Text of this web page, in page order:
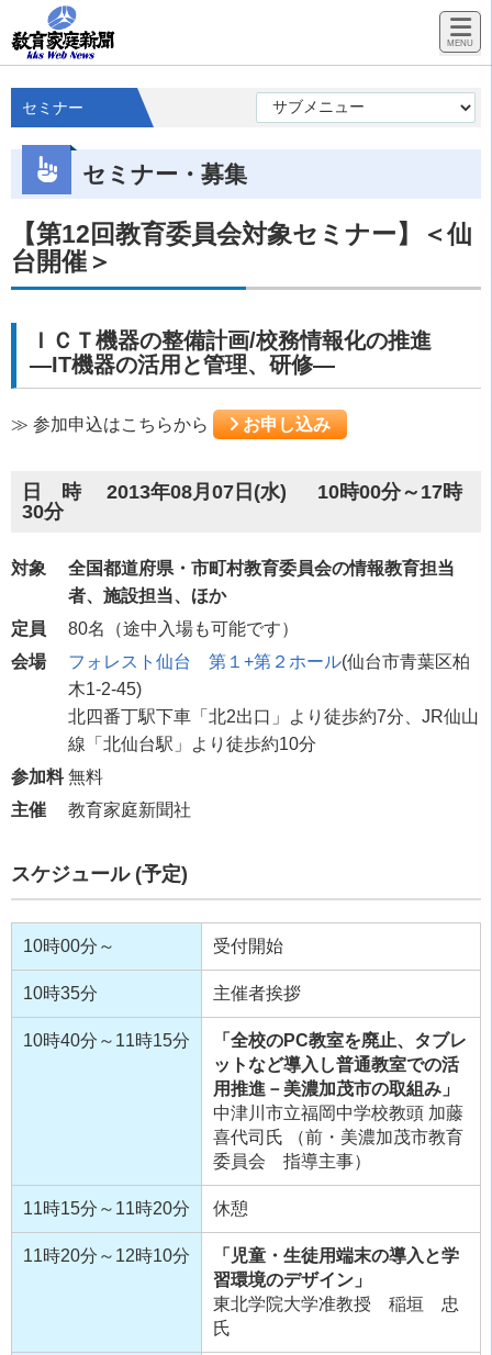
セミナー
セミナー・募集
【第12回教育委員会対象セミナー】＜仙
台開催＞
ＩＣＴ機器の整備計画/校務情報化の推進
―IT機器の活用と管理、研修―
≫ 参加申込はこちらから お申し込み
日 時 2013年08月07日(水) 10時00分～17時
30分
対象
全国都道府県・市町村教育委員会の情報教育担当
者、施設担当、ほか
定員
80名（途中入場も可能です）
会場
フォレスト仙台 第１+第２ホール(仙台市青葉区柏
木1-2-45)
北四番丁駅下車「北2出口」より徒歩約7分、JR仙山
線「北仙台駅」より徒歩約10分
参加料 無料
主催
教育家庭新聞社
スケジュール (予定)
10時00分～ 受付開始
10時35分 主催者挨拶
10時40分～11時15分
「全校のPC教室を廃止、タブレ
ットなど導入し普通教室での活
用推進－美濃加茂市の取組み」
中津川市立福岡中学校教頭 加藤
喜代司氏
（前・美濃加茂市教育
委員会 指導主事）
11時15分～11時20分 休憩
11時20分～12時10分
「児童・生徒用端末の導入と学
習環境のデザイン」
東北学院大学准教授 稲垣 忠
氏